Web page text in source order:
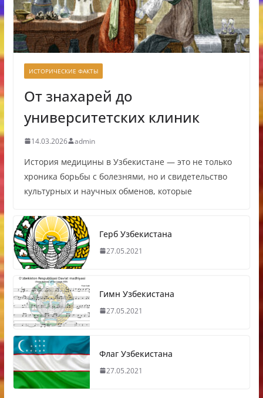
ИСТОРИЧЕСКИЕ ФАКТЫ
От знахарей до
университетских клиник
14.03.2026 admin
История медицины в Узбекистане — это не только
хроника борьбы с болезнями, но и свидетельство
культурных и научных обменов, которые
Герб Узбекистана
27.05.2021
Гимн Узбекистана
27.05.2021
Флаг Узбекистана
27.05.2021